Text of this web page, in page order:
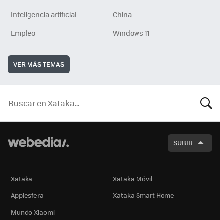
Inteligencia artificial
China
Empleo
Windows 11
VER MÁS TEMAS
SUBIR
Xataka
Xataka Móvil
Applesfera
Xataka Smart Home
Mundo Xiaomi